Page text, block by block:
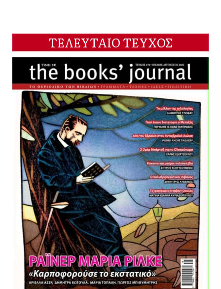
ΤΕΛΕΥΤΑΙΟ ΤΕΥΧΟΣ